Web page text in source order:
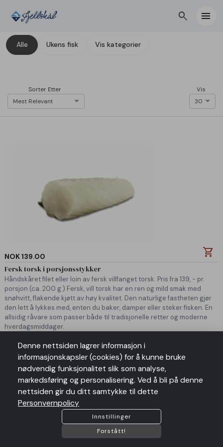
search menu
Alle Ukens fisk Vis kategorier
Sorter Etter
Mest Relevant
Vis
30
NOK 139.00 shopping_cart
Fersk torsk i porsjonsstykker
Håndskåret filet eller loin av fersk villfanget torsk. Pris fra 139, - pr.
porsjon (ca. 200 g.) Fersk, vill torsk har en ren og mild smak med
snøhvitt, flakende kjøtt av høy kvalitet. Den naturlige fastheten gjør
den lett å lykkes med, enten du baker, damper eller steker fisken. En
allsidig råvare som passer både til tradisjonelle retter og moderne
hverdagsmiddager.
Denne nettsiden lagrer informasjon i
informasjonskapsler (cookies) for å kunne bruke
nødvendig funksjonalitet slik som analyse,
markedsføring og personalisering. Ved å bli på denne
nettsiden gir du ditt samtykke til dette
Personvernpolicy
Innstillinger
Forstått!